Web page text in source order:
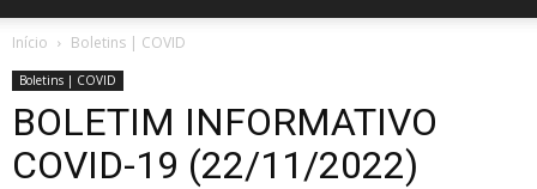
Municipal
Início Boletins | COVID
Boletins | COVID
BOLETIM INFORMATIVO
COVID-19 (22/11/2022)